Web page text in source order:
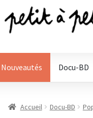
Aller
navigation
Aller
Nouveautés Docu-BD
Accueil Docu-BD